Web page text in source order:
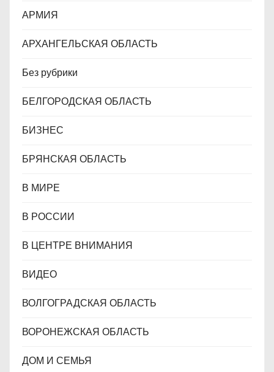
м
АРМИЯ
АРХАНГЕЛЬСКАЯ ОБЛАСТЬ
Без рубрики
БЕЛГОРОДСКАЯ ОБЛАСТЬ
БИЗНЕС
БРЯНСКАЯ ОБЛАСТЬ
В МИРЕ
В РОССИИ
В ЦЕНТРЕ ВНИМАНИЯ
ВИДЕО
ВОЛГОГРАДСКАЯ ОБЛАСТЬ
ВОРОНЕЖСКАЯ ОБЛАСТЬ
ДОМ И СЕМЬЯ